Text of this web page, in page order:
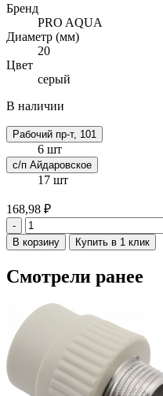
Бренд
PRO AQUA
Диаметр (мм)
20
Цвет
серый
В наличии
Рабочий пр-т, 101
6 шт
с/п Айдаровское
17 шт
168,98 ₽
-
В корзину Купить в 1 клик
Смотрели ранее